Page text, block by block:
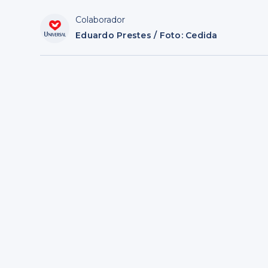
Colaborador
Eduardo Prestes / Foto: Cedida